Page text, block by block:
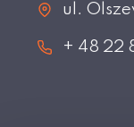
ul.
+ 48 22